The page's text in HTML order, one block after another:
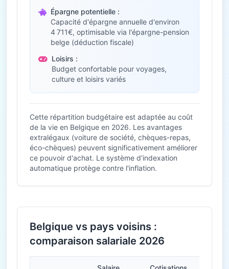
Épargne potentielle :
Capacité d'épargne annuelle d'environ
4 711€, optimisable via l'épargne-pension
belge (déduction fiscale)
Loisirs :
Budget confortable pour voyages,
culture et loisirs variés
Cette répartition budgétaire est adaptée au coût
de la vie en Belgique en 2026. Les avantages
extralégaux (voiture de société, chèques-repas,
éco-chèques) peuvent significativement améliorer
ce pouvoir d'achat. Le système d'indexation
automatique protège contre l'inflation.
Belgique vs pays voisins :
comparaison salariale 2026